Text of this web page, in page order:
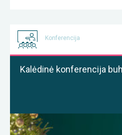
Konferencija
Kalėdinė konferencija